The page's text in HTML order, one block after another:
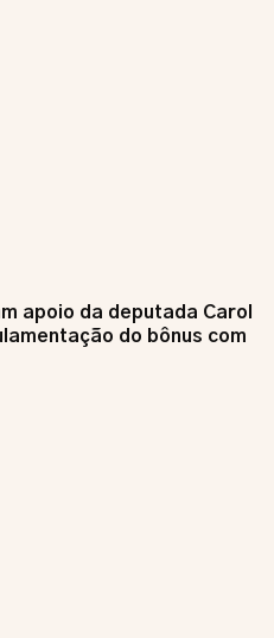
apoio da deputada Carol
do bônus com